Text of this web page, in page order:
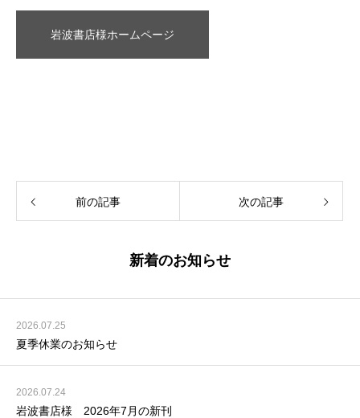
岩波書店様ホームページ
前の記事 次の記事
新着のお知らせ
2026.07.25
夏季休業のお知らせ
2026.07.24
岩波書店様 2026年7月の新刊